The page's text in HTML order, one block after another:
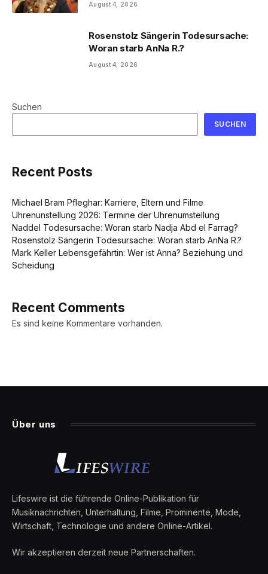
August 4, 2026
Rosenstolz Sängerin Todesursache:
Woran starb AnNa R.?
August 4, 2026
Suchen
SUCHEN
Recent Posts
Michael Bram Pfleghar: Karriere, Eltern und Filme
Uhrenunstellung 2026: Termine der Uhrenumstellung
Naddel Todesursache: Woran starb Nadja Abd el Farrag?
Rosenstolz Sängerin Todesursache: Woran starb AnNa R.?
Mark Keller Lebensgefährtin: Wer ist Anna? Beziehung und
Scheidung
Recent Comments
Es sind keine Kommentare vorhanden.
Über uns
Lifeswire ist die führende Online-Publikation für
Musiknachrichten, Unterhaltung, Filme, Prominente, Mode,
Wirtschaft, Technologie und andere Online-Artikel.
Wir akzeptieren derzeit neue Partnerschaften.